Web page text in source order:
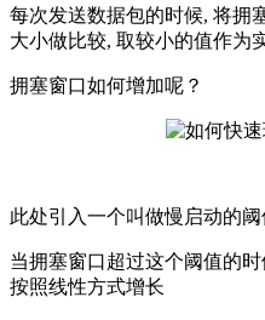
每次发送数据包的时候, 将拥
大小做比较, 取较小的值作为
拥塞窗口如何增加呢？
此处引入一个叫做慢启动的阈
当拥塞窗口超过这个阈值的
按照线性方式增长